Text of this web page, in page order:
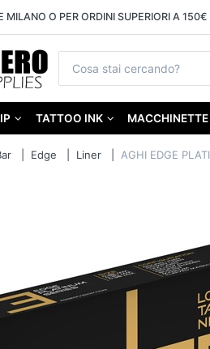
MILANO O PER ORDINI SUPERIORI A 150€
TATTOO INK MACCHINETTE
Edge Liner AGHI EDGE